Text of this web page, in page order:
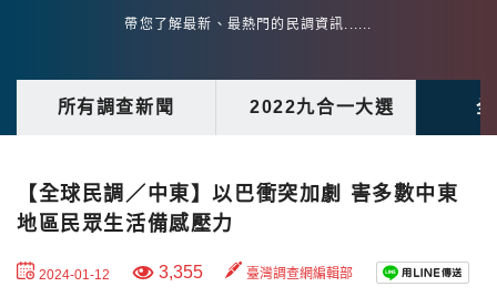
帶您了解最新、最熱門的民調資訊......
所有調查新聞 2022九合一大選
【全球民調／中東】以巴衝突加劇 害多數中東
地區民眾生活備感壓力
2024-01-12 3,355 臺灣調查網編輯部